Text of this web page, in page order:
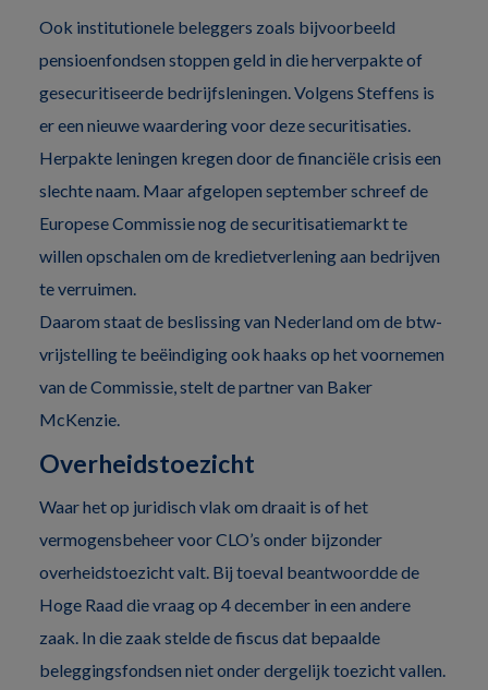
Ook institutionele beleggers zoals bijvoorbeeld
pensioenfondsen stoppen geld in die herverpakte of
gesecuritiseerde bedrijfsleningen. Volgens Steffens is
er een nieuwe waardering voor deze securitisaties.
Herpakte leningen kregen door de financiële crisis een
slechte naam. Maar afgelopen september schreef de
Europese Commissie nog de securitisatiemarkt te
willen opschalen om de kredietverlening aan bedrijven
te verruimen.
Daarom staat de beslissing van Nederland om de btw-
vrijstelling te beëindiging ook haaks op het voornemen
van de Commissie, stelt de partner van Baker
McKenzie.
Overheidstoezicht
Waar het op juridisch vlak om draait is of het
vermogensbeheer voor CLO’s onder bijzonder
overheidstoezicht valt. Bij toeval beantwoordde de
Hoge Raad die vraag op 4 december in een andere
zaak. In die zaak stelde de fiscus dat bepaalde
beleggingsfondsen niet onder dergelijk toezicht vallen.